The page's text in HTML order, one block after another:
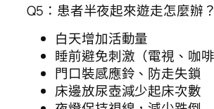
Q5：患者半夜起來遊走怎麼辦？
白天增加活動量
睡前避免刺激（電視、咖啡
門口裝感應鈴、防走失鎖
床邊放尿壺減少起床次數